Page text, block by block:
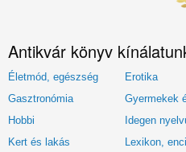
Antikvár könyv
Életmód, egészség Erotika
Gasztronómia
Gyermekek
Hobbi
Idegen
Kert és lakás
Lexikon,